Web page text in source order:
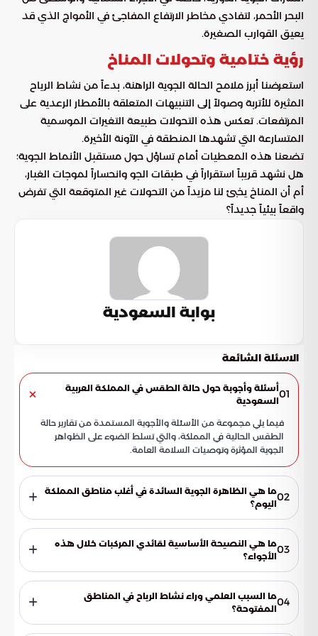
البحر الأحمر، لتفادي مخاطر الارتفاع المفاجئ في الأمواج الذي قد
يعيق القوارب الصغيرة.
رؤية ختامية وتحولات المناخ
استعرضنا أبرز ملامح الحالة الجوية الراهنة، بدءاً من نشاط الرياح
المثيرة للأتربة وصولاً إلى التنبيهات المتعلقة بالأمطار الرعدية على
المرتفعات. تعكس هذه التحولات طبيعة التغيرات الموسمية
المتسارعة التي تشهدها المنطقة في الآونة الأخيرة.
تضعنا هذه المعطيات أمام تساؤل حول مستقبل الأنماط الجوية؛
هل نشهد قريباً استقراراً في طبقات الجو وانحساراً لموجات الغبار،
أم أن المناخ يخبئ لنا مزيداً من التحولات غير المتوقعة التي تفرض
واقعاً بيئياً جديداً؟
بوابة السعودية
الاسئلة الشائعة
01أسئلة وأجوبة حول حالة الطقس في المملكة العربية
السعودية
فيما يلي مجموعة من الأسئلة والأجوبة المستمدة من تقارير حالة
الطقس الحالية في المملكة، والتي تسلط الضوء على الظواهر
الجوية المؤثرة وتوصيات السلامة العامة.
02ما هي الظاهرة الجوية السائدة في أغلب مناطق المملكة
اليوم؟
مما يؤدي إلى إثارة الغبار والأتربة العالقة في مساحات واسعة، وهو
ما يتسبب في تدني مستوى الرؤية الأفقية بشكل ملموس.03ما هي النصيحة الأساسية لقائدي المركبات خلال هذه
الأجواء؟
عند القيادة على الطرق السريعة والمناطق الصحراوية المفتوحة،
لتفادي الحوادث الناتجة عن انعدام الرؤية أو الأتربة المثارة.04ما السبب العلمي وراء نشاط الرياح في المناطق
المفتوحة؟